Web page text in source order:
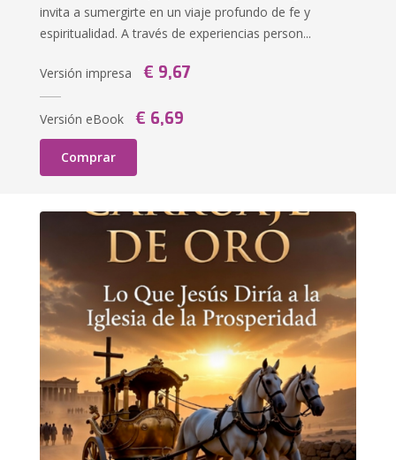
invita a sumergirte en un viaje profundo de fe y
espiritualidad. A través de experiencias person...
Versión impresa € 9,67
Versión eBook € 6,69
Comprar